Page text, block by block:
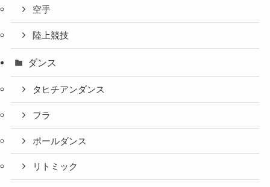
空手
陸上競技
ダンス
タヒチアンダンス
フラ
ポールダンス
リトミック